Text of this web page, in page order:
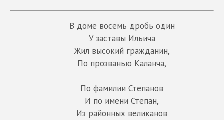
В доме восемь дробь один
У заставы Ильича
Жил высокий гражданин,
По прозванью Каланча,
По фамилии Степанов
И по имени Степан,
Из районных великанов